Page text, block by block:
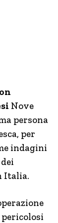
Nove
persona
per
indagini
Italia.